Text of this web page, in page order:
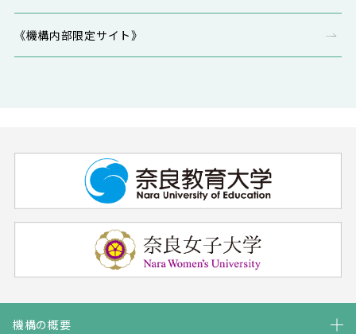
《機構内部限定サイト》
機構の概要